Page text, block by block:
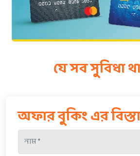
যে সব সুবিধা
অফার বুকিং এর